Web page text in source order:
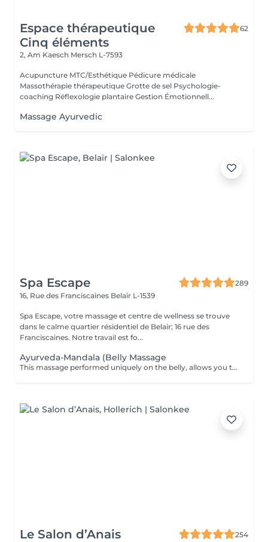
Espace thérapeutique
Cinq éléments
62
2, Am Kaesch Mersch L-7593
Acupuncture MTC/Esthétique Pédicure médicale
Massothérapie thérapeutique Grotte de sel Psychologie-
coaching Réflexologie plantaire Gestion Émotionnell...
Massage Ayurvedic
Spa Escape
289
16, Rue des Franciscaines Belair L-1539
Spa Escape, votre massage et centre de wellness se trouve
dans le calme quartier résidentiel de Belair; 16 rue des
Franciscaines. Notre travail est fo...
Ayurveda-Mandala (Belly Massage
This massage performed uniquely on the belly, allows you to eliminate the stress and stagnant emotions that one tends to hold onto. It promotes a deep sense of letting go and permits a healthy energy circulation and enhances a comfortable digestion.
Le Salon d’Anais
254